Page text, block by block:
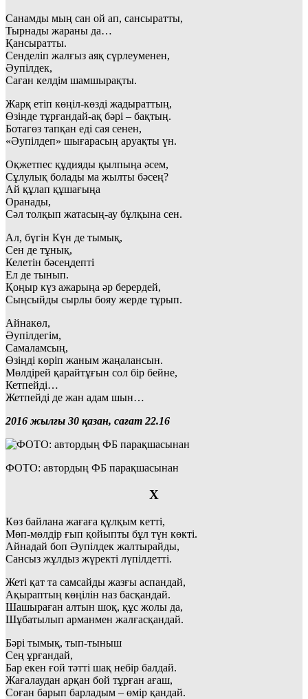
Санамды мың сан ой ап, сансыратты,
Тырнады жараны да…
Қансыратты.
Сенделіп жалғыз аяқ сүрлеуменен,
Әупілдек,
Саған келдім шамшырақты.
Жарқ етіп көңіл-көзді жадыраттың,
Өзіңде тұрғандай-ақ бәрі – бақтың.
Ботагөз тапқан еді сая сенен,
«Әупілдеп» шығарасың аруақты үн.
Оқжетпес құдияды қылпыңа әсем,
Сұлулық болады ма жылты бәсең?
Ай құлап құшағыңа
Оранады,
Сәл толқып жатасың-ау бұлқына сен.
Ал, бүгін Күн де тымық,
Сен де тұнық,
Келетін бәсеңдепті
Ел де тынып.
Қоңыр күз ажарыңа әр берердей,
Сыңсыйды сырлы бояу жерде тұрып.
Айнакөл,
Әупілдегім,
Самаламсың,
Өзіңді көріп жаным жаңалансын.
Мөлдірей қарайтұғын сол бір бейне,
Кетпейді…
Жетпейді де жан адам шын…
2016 жылғы 30 қазан, сағат 22.16
ФОТО: автордың ФБ парақшасынан
Х
Көз байлана жағаға құлқым кетті,
Мөп-мөлдір ғып қойыпты бұл түн көкті.
Айнадай боп Әупілдек жалтырайды,
Сансыз жұлдыз жүректі лүпілдетті.
Жеті қат та самсайды жазғы аспандай,
Ақыраптың көңілін наз басқандай.
Шашыраған алтын шоқ, құс жолы да,
Шұбатылып арманмен жалғасқандай.
Бәрі тымық, тып-тыныш
Сең ұрғандай,
Бар екен ғой тәтті шақ небір балдай.
Жағалаудан арқан бой тұрған ағаш,
Соған барып барладым – өмір қандай.